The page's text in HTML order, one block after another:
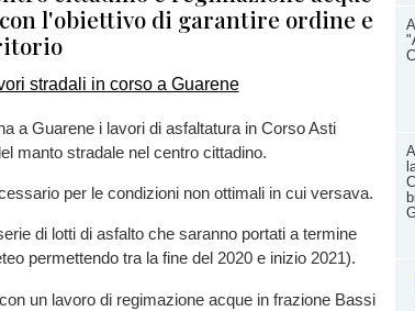
l'obiettivo di garantire ordine e
a Guarene i lavori di asfaltatura in Corso Asti
manto stradale nel centro cittadino.
per le condizioni non ottimali in cui versava.
di lotti di asfalto che saranno portati a termine
permettendo tra la fine del 2020 e inizio 2021).
un lavoro di regimazione acque in frazione Bassi